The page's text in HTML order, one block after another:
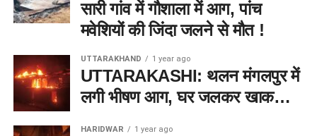
सारी गांव में गौशाला में आग, पांच
मवेशियों की जिंदा जलने से मौत !
UTTARAKHAND 1 year ago
UTTARAKASHI: थलन मंगलपुर में
लगी भीषण आग, घर जलकर खाक…
HARIDWAR 1 year ago